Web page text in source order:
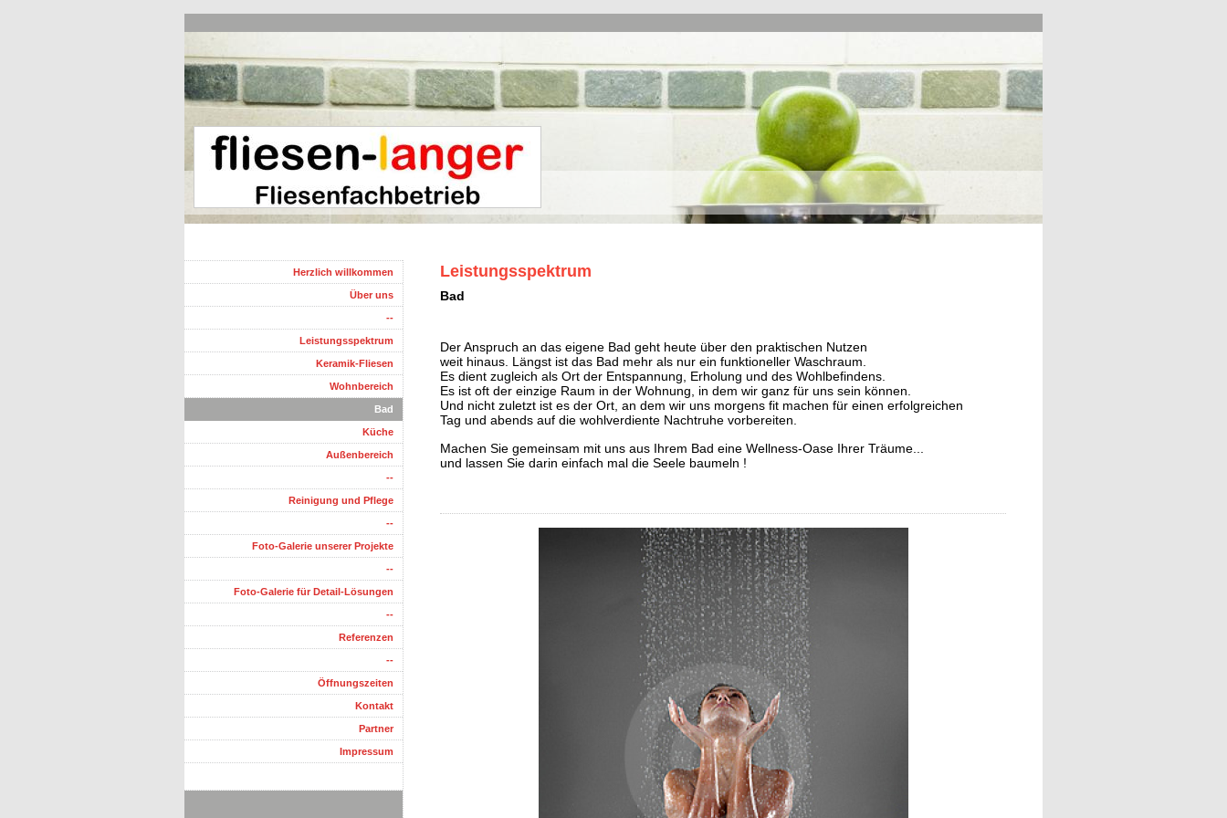
Leistungsspektrum
Bad
Der Anspruch an das eigene Bad geht heute über den praktischen Nutzen
weit hinaus. Längst ist das Bad mehr als nur ein funktioneller Waschraum.
Es dient zugleich als Ort der Entspannung, Erholung und des Wohlbefindens.
Es ist oft der einzige Raum in der Wohnung, in dem wir ganz für uns sein können.
Und nicht zuletzt ist es der Ort, an dem wir uns morgens fit machen für einen erfolgreichen
Tag und abends auf die wohlverdiente Nachtruhe vorbereiten.
Machen Sie gemeinsam mit uns aus Ihrem Bad eine Wellness-Oase Ihrer Träume...
und lassen Sie darin einfach mal die Seele baumeln !
Herzlich willkommen
Über uns
--
Leistungsspektrum
Keramik-Fliesen
Wohnbereich
Bad
Küche
Außenbereich
--
Reinigung und Pflege
--
Foto-Galerie unserer Projekte
--
Foto-Galerie für Detail-Lösungen
--
Referenzen
--
Öffnungszeiten
Kontakt
Partner
Impressum